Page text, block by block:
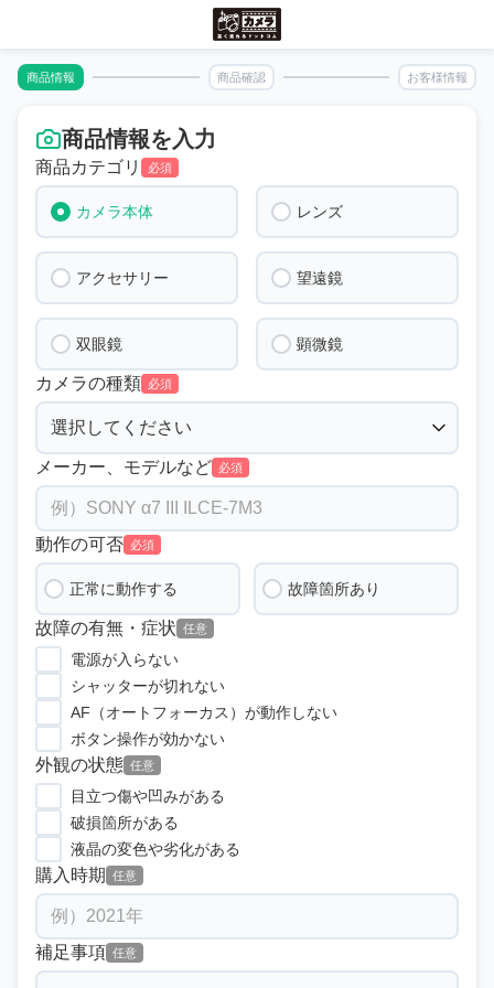
商品情報 商品確認 お客様情報
商品情報を入力
商品カテゴリ 必須
カメラ本体 レンズ
アクセサリー 望遠鏡
双眼鏡 顕微鏡
カメラの種類 必須
メーカー、モデルなど 必須
動作の可否 必須
正常に動作する 故障箇所あり
故障の有無・症状 任意
電源が入らない
シャッターが切れない
AF（オートフォーカス）が動作しない
ボタン操作が効かない
外観の状態 任意
目立つ傷や凹みがある
破損箇所がある
液晶の変色や劣化がある
購入時期 任意
補足事項 任意